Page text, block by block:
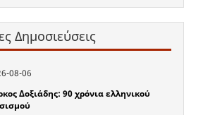
Δημοσιεύσεις
08-06
Δοξιάδης: 90 χρόνια ελληνικού